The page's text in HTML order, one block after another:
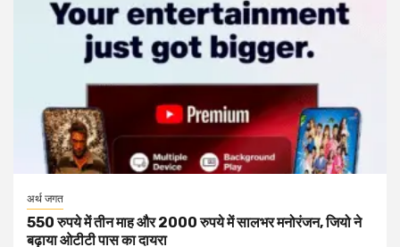
अर्थ जगत
550 रुपये में तीन माह और 2000 रुपये में सालभर मनोरंजन, जियो ने
बढ़ाया ओटीटी पास का दायरा